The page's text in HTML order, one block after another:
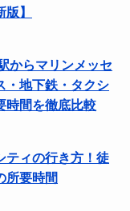
】
からマリンメッセ
・地下鉄・タクシ
時間を徹底比較
ティの行き方！徒
所要時間